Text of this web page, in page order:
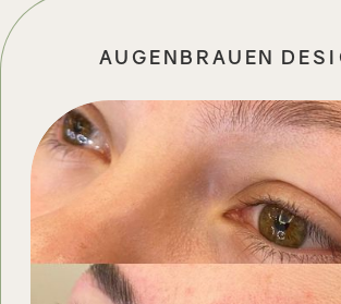
AUGENBRAUEN